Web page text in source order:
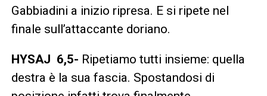
Gabbiadini a inizio ripresa. E si ripete nel
finale sull’attaccante doriano.
HYSAJ 6,5- Ripetiamo tutti insieme: quella
destra è la sua fascia. Spostandosi di